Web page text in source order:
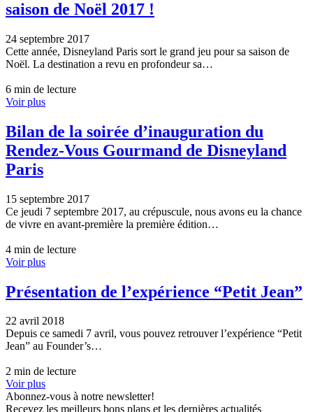
saison de Noël 2017 !
24 septembre 2017
Cette année, Disneyland Paris sort le grand jeu pour sa saison de
Noël. La destination a revu en profondeur sa…
6 min de lecture
Voir plus
Bilan de la soirée d’inauguration du
Rendez-Vous Gourmand de Disneyland
Paris
15 septembre 2017
Ce jeudi 7 septembre 2017, au crépuscule, nous avons eu la chance
de vivre en avant-première la première édition…
4 min de lecture
Voir plus
Présentation de l’expérience “Petit Jean”
22 avril 2018
Depuis ce samedi 7 avril, vous pouvez retrouver l’expérience “Petit
Jean” au Founder’s…
2 min de lecture
Voir plus
Abonnez-vous à notre newsletter!
Recevez les meilleurs bons plans et les dernières actualités